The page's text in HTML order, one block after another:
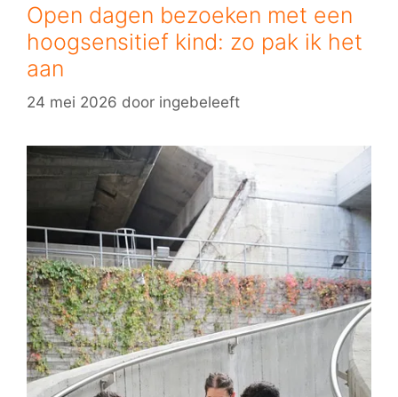
Open dagen bezoeken met een
hoogsensitief kind: zo pak ik het
aan
24 mei 2026 door ingebeleeft